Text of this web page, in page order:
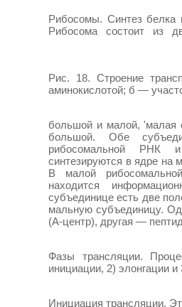
Рибосомы. Синтез белка
Рибосома
состоит из
Рис. 18. Строение
аминокислотой; б —
большой и малой, 'малая
большой. Обе
рибосомальной РНК
синтезируются в ядре
В малой
находится
субъединице есть две
мальную субъединицу.
(А-центр), другая —
Фазы трансляции.
инициации, 2) элонгации
Инициация трансляции.